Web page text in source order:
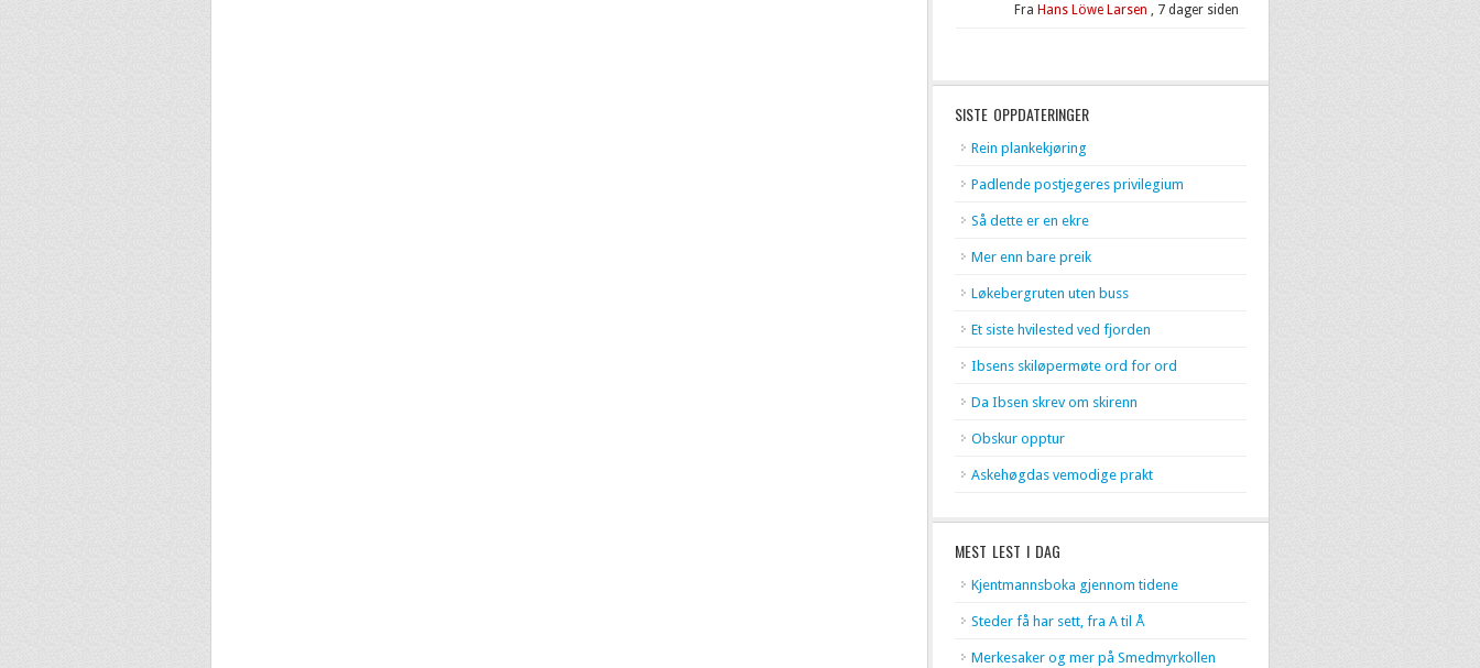
Fra Hans Löwe Larsen , 7 dager siden
SISTE OPPDATERINGER
Rein plankekjøring
Padlende postjegeres privilegium
Så dette er en ekre
Mer enn bare preik
Løkebergruten uten buss
Et siste hvilested ved fjorden
Ibsens skiløpermøte ord for ord
Da Ibsen skrev om skirenn
Obskur opptur
Askehøgdas vemodige prakt
MEST LEST I DAG
Kjentmannsboka gjennom tidene
Steder få har sett, fra A til Å
Merkesaker og mer på Smedmyrkollen